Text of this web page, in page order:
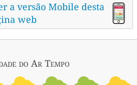
a versão Mobile desta
web
do Ar Tempo